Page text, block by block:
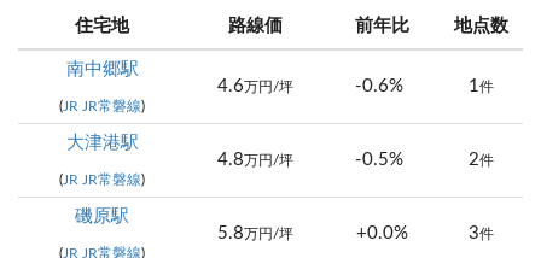
住宅地 路線価 前年比 地点数
南中郷駅
(JR JR常磐線)
4.6万円/坪 -0.6% 1 件
大津港駅
(JR JR常磐線)
4.8万円/坪 -0.5% 2件
磯原駅
(JR JR常磐線)
5.8万円/坪 +0.0% 3件